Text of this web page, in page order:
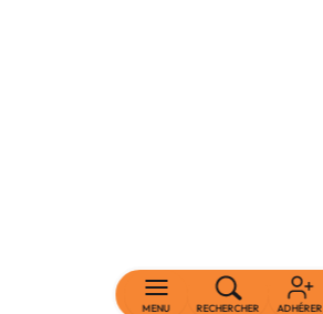
MENU RECHERCHER ADHÉRER